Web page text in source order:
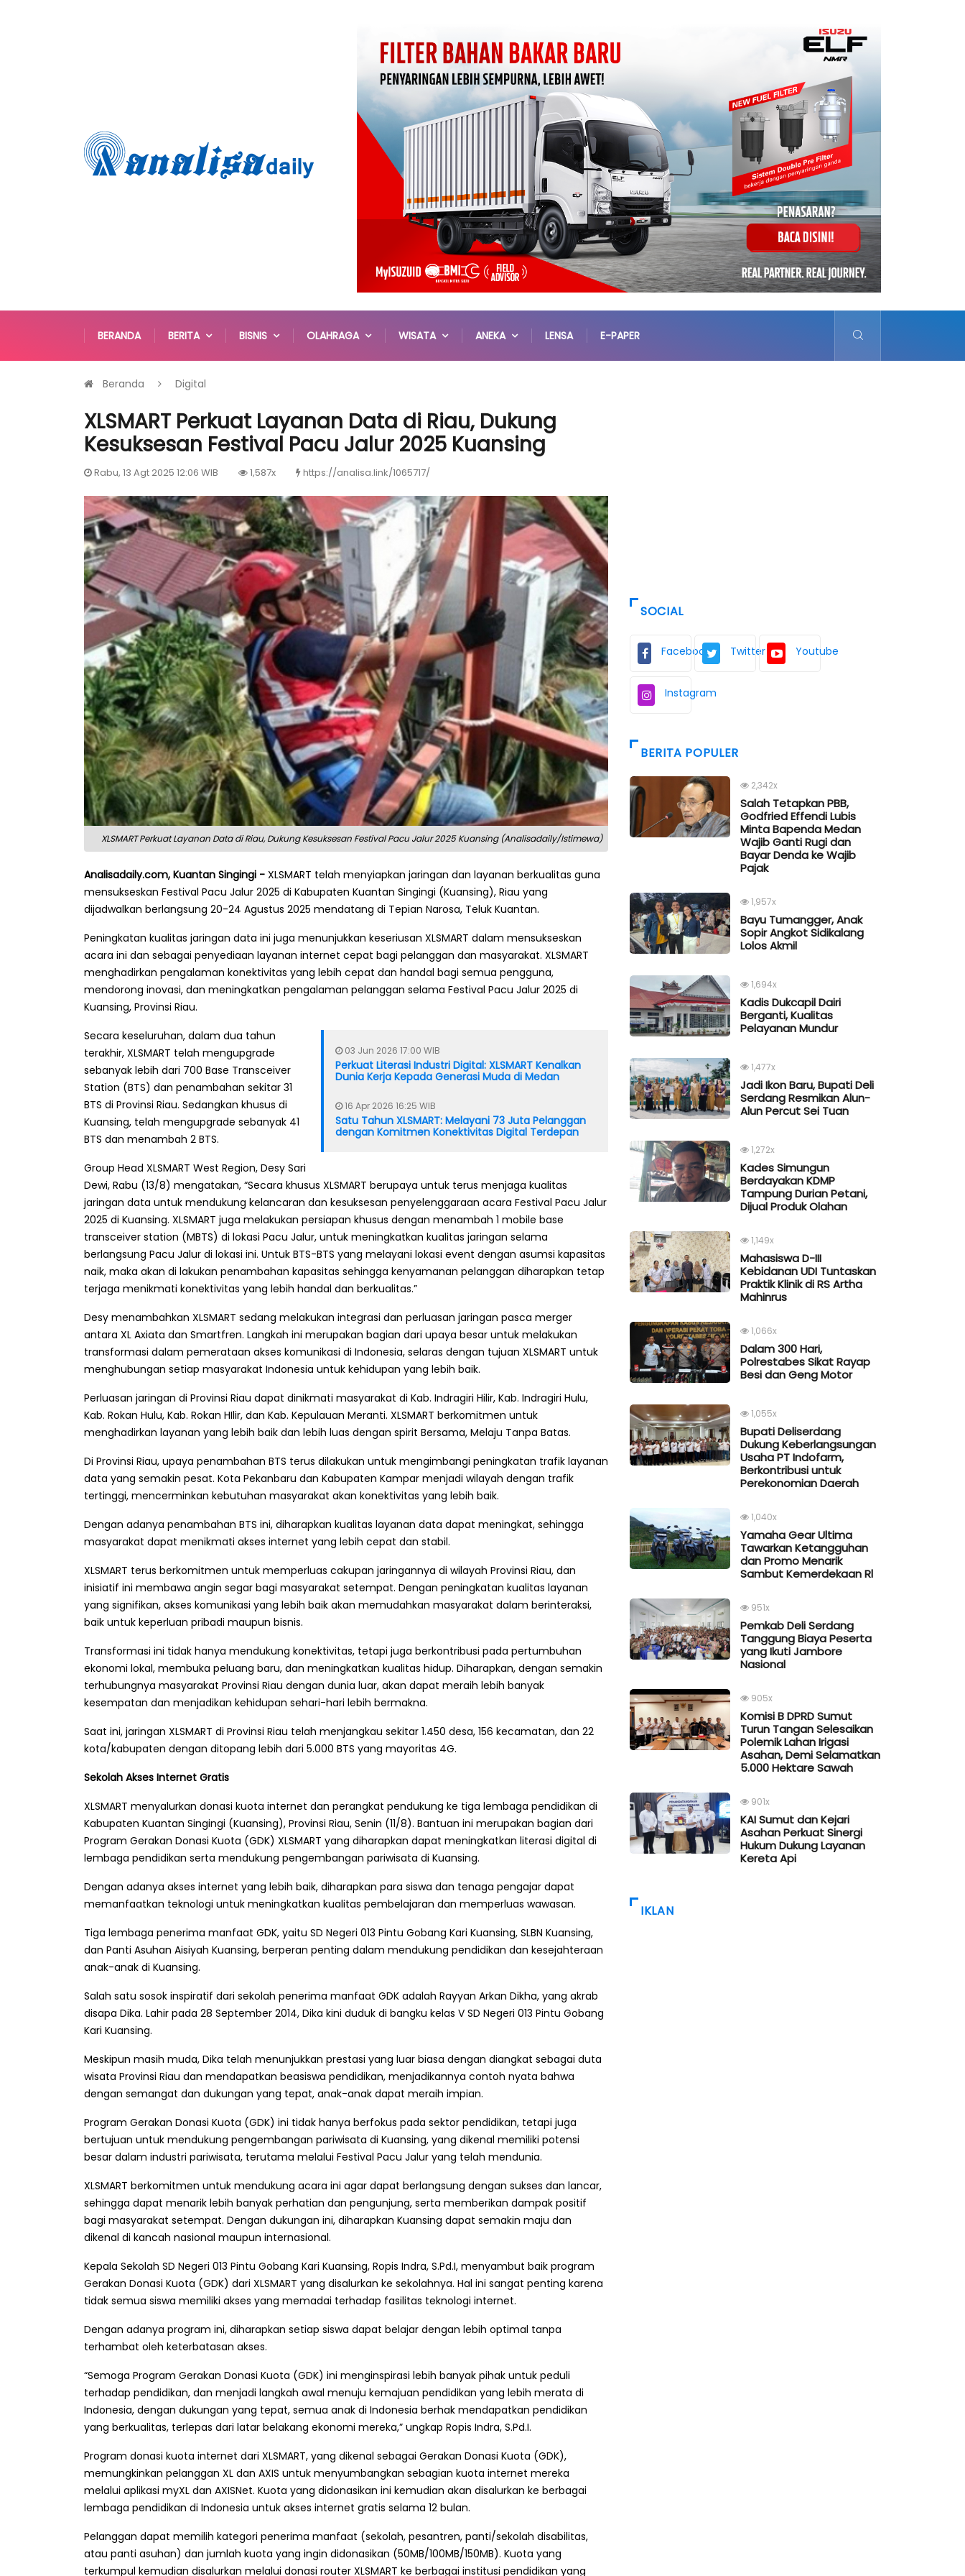
BERANDA BERITA BISNIS OLAHRAGA WISATA ANEKA LENSA E-PAPER
Beranda Digital
XLSMART Perkuat Layanan Data di Riau, Dukung
Kesuksesan Festival Pacu Jalur 2025 Kuansing
Rabu, 13 Agt 2025 12:06 WIB 1,587x https://analisa.link/1065717/
XLSMART Perkuat Layanan Data di Riau, Dukung Kesuksesan Festival Pacu Jalur 2025 Kuansing (Analisadaily/Istimewa)
Analisadaily.com, Kuantan Singingi - XLSMART telah menyiapkan jaringan dan layanan berkualitas guna
mensukseskan Festival Pacu Jalur 2025 di Kabupaten Kuantan Singingi (Kuansing), Riau yang
dijadwalkan berlangsung 20-24 Agustus 2025 mendatang di Tepian Narosa, Teluk Kuantan.
Peningkatan kualitas jaringan data ini juga menunjukkan keseriusan XLSMART dalam mensukseskan
acara ini dan sebagai penyediaan layanan internet cepat bagi pelanggan dan masyarakat. XLSMART
menghadirkan pengalaman konektivitas yang lebih cepat dan handal bagi semua pengguna,
mendorong inovasi, dan meningkatkan pengalaman pelanggan selama Festival Pacu Jalur 2025 di
Kuansing, Provinsi Riau.
03 Jun 2026 17:00 WIB
Perkuat Literasi Industri Digital: XLSMART Kenalkan
Dunia Kerja Kepada Generasi Muda di Medan
16 Apr 2026 16:25 WIB
Satu Tahun XLSMART: Melayani 73 Juta Pelanggan
dengan Komitmen Konektivitas Digital Terdepan
Secara keseluruhan, dalam dua tahun
terakhir, XLSMART telah mengupgrade
sebanyak lebih dari 700 Base Transceiver
Station (BTS) dan penambahan sekitar 31
BTS di Provinsi Riau. Sedangkan khusus di
Kuansing, telah mengupgrade sebanyak 41
BTS dan menambah 2 BTS.
Group Head XLSMART West Region, Desy Sari
Dewi, Rabu (13/8) mengatakan, “Secara khusus XLSMART berupaya untuk terus menjaga kualitas
jaringan data untuk mendukung kelancaran dan kesuksesan penyelenggaraan acara Festival Pacu Jalur
2025 di Kuansing. XLSMART juga melakukan persiapan khusus dengan menambah 1 mobile base
transceiver station (MBTS) di lokasi Pacu Jalur, untuk meningkatkan kualitas jaringan selama
berlangsung Pacu Jalur di lokasi ini. Untuk BTS-BTS yang melayani lokasi event dengan asumsi kapasitas
naik, maka akan di lakukan penambahan kapasitas sehingga kenyamanan pelanggan diharapkan tetap
terjaga menikmati konektivitas yang lebih handal dan berkualitas.”
Desy menambahkan XLSMART sedang melakukan integrasi dan perluasan jaringan pasca merger
antara XL Axiata dan Smartfren. Langkah ini merupakan bagian dari upaya besar untuk melakukan
transformasi dalam pemerataan akses komunikasi di Indonesia, selaras dengan tujuan XLSMART untuk
menghubungan setiap masyarakat Indonesia untuk kehidupan yang lebih baik.
Perluasan jaringan di Provinsi Riau dapat dinikmati masyarakat di Kab. Indragiri Hilir, Kab. Indragiri Hulu,
Kab. Rokan Hulu, Kab. Rokan HIlir, dan Kab. Kepulauan Meranti. XLSMART berkomitmen untuk
menghadirkan layanan yang lebih baik dan lebih luas dengan spirit Bersama, Melaju Tanpa Batas.
Di Provinsi Riau, upaya penambahan BTS terus dilakukan untuk mengimbangi peningkatan trafik layanan
data yang semakin pesat. Kota Pekanbaru dan Kabupaten Kampar menjadi wilayah dengan trafik
tertinggi, mencerminkan kebutuhan masyarakat akan konektivitas yang lebih baik.
Dengan adanya penambahan BTS ini, diharapkan kualitas layanan data dapat meningkat, sehingga
masyarakat dapat menikmati akses internet yang lebih cepat dan stabil.
XLSMART terus berkomitmen untuk memperluas cakupan jaringannya di wilayah Provinsi Riau, dan
inisiatif ini membawa angin segar bagi masyarakat setempat. Dengan peningkatan kualitas layanan
yang signifikan, akses komunikasi yang lebih baik akan memudahkan masyarakat dalam berinteraksi,
baik untuk keperluan pribadi maupun bisnis.
Transformasi ini tidak hanya mendukung konektivitas, tetapi juga berkontribusi pada pertumbuhan
ekonomi lokal, membuka peluang baru, dan meningkatkan kualitas hidup. Diharapkan, dengan semakin
terhubungnya masyarakat Provinsi Riau dengan dunia luar, akan dapat meraih lebih banyak
kesempatan dan menjadikan kehidupan sehari-hari lebih bermakna.
Saat ini, jaringan XLSMART di Provinsi Riau telah menjangkau sekitar 1.450 desa, 156 kecamatan, dan 22
kota/kabupaten dengan ditopang lebih dari 5.000 BTS yang mayoritas 4G.
Sekolah Akses Internet Gratis
XLSMART menyalurkan donasi kuota internet dan perangkat pendukung ke tiga lembaga pendidikan di
Kabupaten Kuantan Singingi (Kuansing), Provinsi Riau, Senin (11/8). Bantuan ini merupakan bagian dari
Program Gerakan Donasi Kuota (GDK) XLSMART yang diharapkan dapat meningkatkan literasi digital di
lembaga pendidikan serta mendukung pengembangan pariwisata di Kuansing.
Dengan adanya akses internet yang lebih baik, diharapkan para siswa dan tenaga pengajar dapat
memanfaatkan teknologi untuk meningkatkan kualitas pembelajaran dan memperluas wawasan.
Tiga lembaga penerima manfaat GDK, yaitu SD Negeri 013 Pintu Gobang Kari Kuansing, SLBN Kuansing,
dan Panti Asuhan Aisiyah Kuansing, berperan penting dalam mendukung pendidikan dan kesejahteraan
anak-anak di Kuansing.
Salah satu sosok inspiratif dari sekolah penerima manfaat GDK adalah Rayyan Arkan Dikha, yang akrab
disapa Dika. Lahir pada 28 September 2014, Dika kini duduk di bangku kelas V SD Negeri 013 Pintu Gobang
Kari Kuansing.
Meskipun masih muda, Dika telah menunjukkan prestasi yang luar biasa dengan diangkat sebagai duta
wisata Provinsi Riau dan mendapatkan beasiswa pendidikan, menjadikannya contoh nyata bahwa
dengan semangat dan dukungan yang tepat, anak-anak dapat meraih impian.
Program Gerakan Donasi Kuota (GDK) ini tidak hanya berfokus pada sektor pendidikan, tetapi juga
bertujuan untuk mendukung pengembangan pariwisata di Kuansing, yang dikenal memiliki potensi
besar dalam industri pariwisata, terutama melalui Festival Pacu Jalur yang telah mendunia.
XLSMART berkomitmen untuk mendukung acara ini agar dapat berlangsung dengan sukses dan lancar,
sehingga dapat menarik lebih banyak perhatian dan pengunjung, serta memberikan dampak positif
bagi masyarakat setempat. Dengan dukungan ini, diharapkan Kuansing dapat semakin maju dan
dikenal di kancah nasional maupun internasional.
Kepala Sekolah SD Negeri 013 Pintu Gobang Kari Kuansing, Ropis Indra, S.Pd.I, menyambut baik program
Gerakan Donasi Kuota (GDK) dari XLSMART yang disalurkan ke sekolahnya. Hal ini sangat penting karena
tidak semua siswa memiliki akses yang memadai terhadap fasilitas teknologi internet.
Dengan adanya program ini, diharapkan setiap siswa dapat belajar dengan lebih optimal tanpa
terhambat oleh keterbatasan akses.
“Semoga Program Gerakan Donasi Kuota (GDK) ini menginspirasi lebih banyak pihak untuk peduli
terhadap pendidikan, dan menjadi langkah awal menuju kemajuan pendidikan yang lebih merata di
Indonesia, dengan dukungan yang tepat, semua anak di Indonesia berhak mendapatkan pendidikan
yang berkualitas, terlepas dari latar belakang ekonomi mereka,” ungkap Ropis Indra, S.Pd.I.
Program donasi kuota internet dari XLSMART, yang dikenal sebagai Gerakan Donasi Kuota (GDK),
memungkinkan pelanggan XL dan AXIS untuk menyumbangkan sebagian kuota internet mereka
melalui aplikasi myXL dan AXISNet. Kuota yang didonasikan ini kemudian akan disalurkan ke berbagai
lembaga pendidikan di Indonesia untuk akses internet gratis selama 12 bulan.
Pelanggan dapat memilih kategori penerima manfaat (sekolah, pesantren, panti/sekolah disabilitas,
atau panti asuhan) dan jumlah kuota yang ingin didonasikan (50MB/100MB/150MB). Kuota yang
terkumpul kemudian disalurkan melalui donasi router XLSMART ke berbagai institusi pendidikan yang
SOCIAL
Facebook Twitter Youtube
Instagram
BERITA POPULER
2,342x
Salah Tetapkan PBB,
Godfried Effendi Lubis
Minta Bapenda Medan
Wajib Ganti Rugi dan
Bayar Denda ke Wajib
Pajak
1,957x
Bayu Tumangger, Anak
Sopir Angkot Sidikalang
Lolos Akmil
1,694x
Kadis Dukcapil Dairi
Berganti, Kualitas
Pelayanan Mundur
1,477x
Jadi Ikon Baru, Bupati Deli
Serdang Resmikan Alun-
Alun Percut Sei Tuan
1,272x
Kades Simungun
Berdayakan KDMP
Tampung Durian Petani,
Dijual Produk Olahan
1,149x
Mahasiswa D-III
Kebidanan UDI Tuntaskan
Praktik Klinik di RS Artha
Mahinrus
1,066x
Dalam 300 Hari,
Polrestabes Sikat Rayap
Besi dan Geng Motor
1,055x
Bupati Deliserdang
Dukung Keberlangsungan
Usaha PT Indofarm,
Berkontribusi untuk
Perekonomian Daerah
1,040x
Yamaha Gear Ultima
Tawarkan Ketangguhan
dan Promo Menarik
Sambut Kemerdekaan Rl
951x
Pemkab Deli Serdang
Tanggung Biaya Peserta
yang Ikuti Jambore
Nasional
905x
Komisi B DPRD Sumut
Turun Tangan Selesaikan
Polemik Lahan Irigasi
Asahan, Demi Selamatkan
5.000 Hektare Sawah
901x
KAI Sumut dan Kejari
Asahan Perkuat Sinergi
Hukum Dukung Layanan
Kereta Api
IKLAN